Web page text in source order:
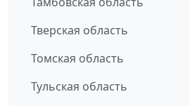
Тверская область
Томская область
Тульская область